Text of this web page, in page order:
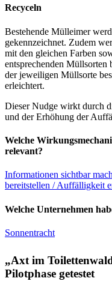
Recyceln
Bestehende Mülleimer
gekennzeichnet. Zudem
mit den gleichen Farben
entsprechenden
der jeweiligen Müllsorte
erleichtert.
Dieser Nudge wirkt durch
und der Erhöhung der
Welche
relevant?
Informationen sichtbar
bereitstellen / Auffälligkeit
Welche Unternehmen
Sonnentracht
„Axt im
Pilotphase getestet